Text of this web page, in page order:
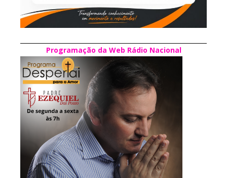
Programação da Web Rádio Nacional